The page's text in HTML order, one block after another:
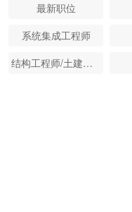
最新职位
系统集成工程师
结构工程师/土建工程师